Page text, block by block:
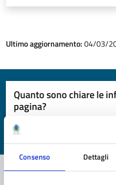
Consenso Dettagli
Ultimo aggiornamento: 04/03/
Quanto sono chiare le
pagina?
Valuta da 1 a 5 stelle la pagina
Valuta 5 stelle
Valuta 4 stelle su 5
Valuta 3 stelle su 5
Valuta 2 stelle su 5
Valuta 1 stelle su 5